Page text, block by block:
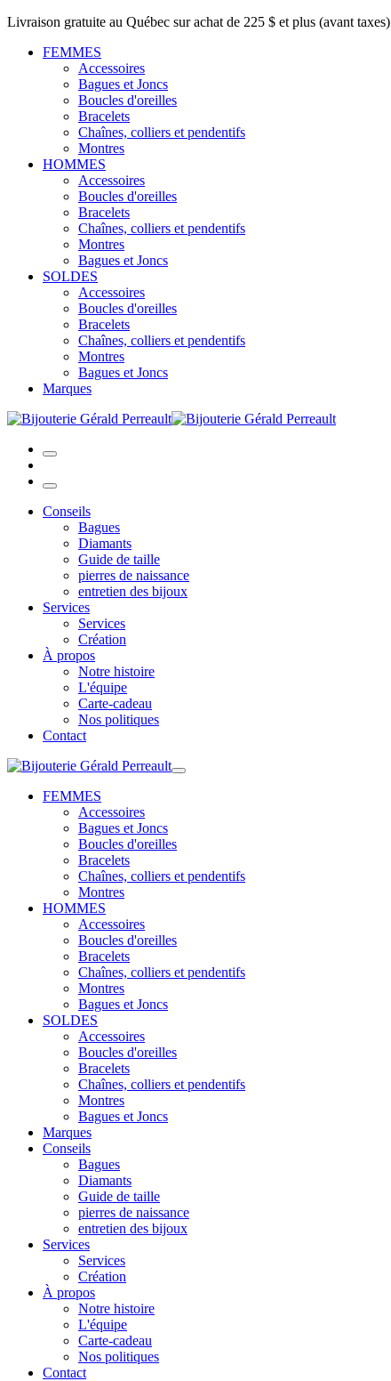
Livraison gratuite au Québec sur achat de 225 $ et plus (avant taxes)
FEMMES
Accessoires
Bagues et Joncs
Boucles d'oreilles
Bracelets
Chaînes, colliers et pendentifs
Montres
HOMMES
Accessoires
Boucles d'oreilles
Bracelets
Chaînes, colliers et pendentifs
Montres
Bagues et Joncs
SOLDES
Accessoires
Boucles d'oreilles
Bracelets
Chaînes, colliers et pendentifs
Montres
Bagues et Joncs
Marques
Conseils
Bagues
Diamants
Guide de taille
pierres de naissance
entretien des bijoux
Services
Services
Création
À propos
Notre histoire
L'équipe
Carte-cadeau
Nos politiques
Contact
FEMMES
Accessoires
Bagues et Joncs
Boucles d'oreilles
Bracelets
Chaînes, colliers et pendentifs
Montres
HOMMES
Accessoires
Boucles d'oreilles
Bracelets
Chaînes, colliers et pendentifs
Montres
Bagues et Joncs
SOLDES
Accessoires
Boucles d'oreilles
Bracelets
Chaînes, colliers et pendentifs
Montres
Bagues et Joncs
Marques
Conseils
Bagues
Diamants
Guide de taille
pierres de naissance
entretien des bijoux
Services
Services
Création
À propos
Notre histoire
L'équipe
Carte-cadeau
Nos politiques
Contact